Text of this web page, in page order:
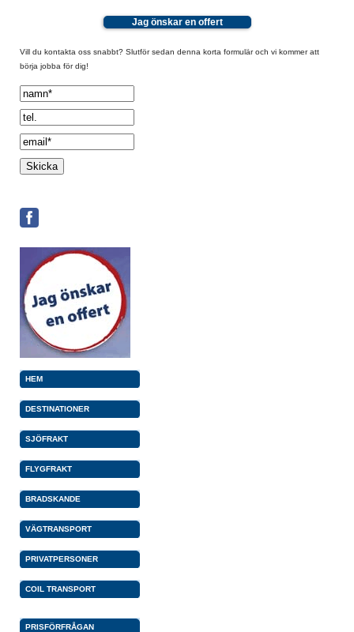
Jag önskar en offert
Vill du kontakta oss snabbt? Slutför sedan denna korta formulär och vi kommer att
börja jobba för dig!
Spamcheck:
HEM
DESTINATIONER
SJÖFRAKT
FLYGFRAKT
BRADSKANDE
VÄGTRANSPORT
PRIVATPERSONER
COIL TRANSPORT
PRISFÖRFRÅGAN